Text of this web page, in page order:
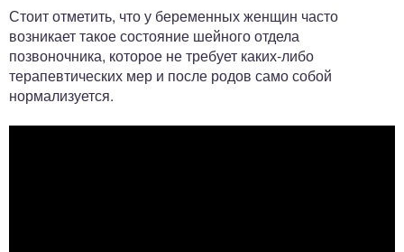
Стоит отметить, что у беременных женщин часто
возникает такое состояние шейного отдела
позвоночника, которое не требует каких-либо
терапевтических мер и после родов само собой
нормализуется.